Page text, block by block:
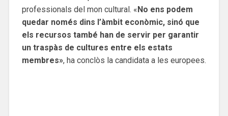
professionals del mon cultural. «No ens podem
quedar només dins l’àmbit econòmic, sinó que
els recursos també han de servir per garantir
un traspàs de cultures entre els estats
membres», ha conclòs la candidata a les europees.